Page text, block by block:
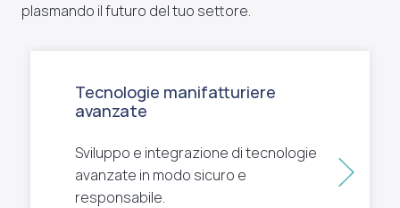
plasmando il futuro del tuo settore.
Tecnologie manifatturiere
avanzate
Sviluppo e integrazione di tecnologie
avanzate in modo sicuro e
responsabile.